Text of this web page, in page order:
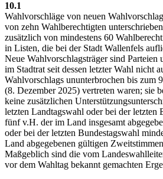
10.1
Wahlvorschläge von neuen
von zehn Wahlberechtigten
zusätzlich von mindestens 60
in Listen, die bei der Stadt Wallenfels
Neue Wahlvorschlagsträger sind Parteien
im Stadtrat seit dessen letzter Wahl nicht
Wahlvorschlags ununterbrochen bis zum
(8. Dezember 2025) vertreten waren; sie
keine zusätzlichen
letzten Landtagswahl oder bei der letzten
fünf v.H. der im Land insgesamt
oder bei der letzten Bundestagswahl
Land abgegebenen gültigen
Maßgeblich sind die vom
vor dem Wahltag bekannt gemachten